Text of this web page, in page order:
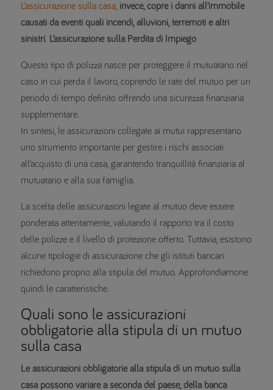
L’assicurazione sulla casa invece, copre i danni all’immobile
causati da eventi quali incendi, alluvioni, terremoti e altri
sinistri. L’assicurazione sulla Perdita di Impiego
Questo tipo di polizza nasce per proteggere il mutuatario nel
caso in cui perda il lavoro, coprendo le rate del mutuo per un
periodo di tempo definito offrendo una sicurezza finanziaria
supplementare.
In sintesi, le assicurazioni collegate ai mutui rappresentano
uno strumento importante per gestire i rischi associati
all’acquisto di una casa, garantendo tranquillità finanziaria al
mutuatario e alla sua famiglia.
La scelta delle assicurazioni legate al mutuo deve essere
ponderata attentamente, valutando il rapporto tra il costo
delle polizze e il livello di protezione offerto. Tuttavia, esistono
alcune tipologie di assicurazione che gli istituti bancari
richiedono proprio alla stipula del mutuo. Approfondiamone
quindi le caratteristiche.
Quali sono le assicurazioni
obbligatorie alla stipula di un mutuo
sulla casa
Le assicurazioni obbligatorie alla stipula di un mutuo sulla
casa possono variare a seconda del paese, della banca